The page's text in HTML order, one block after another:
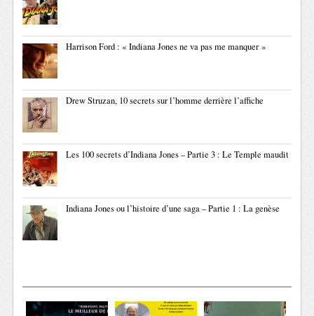
Harrison Ford : « Indiana Jones ne va pas me manquer »
Drew Struzan, 10 secrets sur l’homme derrière l’affiche
Les 100 secrets d’Indiana Jones – Partie 3 : Le Temple maudit
Indiana Jones ou l’histoire d’une saga – Partie 1 : La genèse